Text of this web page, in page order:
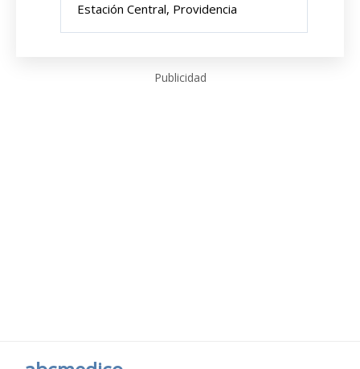
Estación Central, Providencia
Publicidad